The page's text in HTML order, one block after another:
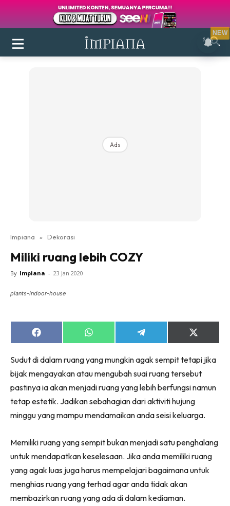
Login|Register
Ruang Makan
Ruang Tamu
DIY
Bilik Tidur
Dapur
Ruang Makan
Make Over
Bilik Air
Dapur
Ruang Makan
Ads
Impiana » Dekorasi
Miliki ruang lebih COZY
By Impiana - 23 Jan 2020
plants-indoor-house
Share
on
Share
on
Share
on
Share
on
(Twitter)
Sudut di dalam ruang yang mungkin agak sempit tetapi jika
bijak mengayakan atau mengubah suai ruang tersebut
pastinya ia akan menjadi ruang yang lebih berfungsi namun
tetap estetik. Jadikan sebahagian dari aktiviti hujung
minggu yang mampu mendamaikan anda seisi keluarga.
Memiliki ruang yang sempit bukan menjadi satu penghalang
untuk mendapatkan keselesaan. Jika anda memiliki ruang
yang agak luas juga harus mempelajari bagaimana untuk
menghias ruang yang terhad agar anda tidak akan
membazirkan ruang yang ada di dalam kediaman.
NEW